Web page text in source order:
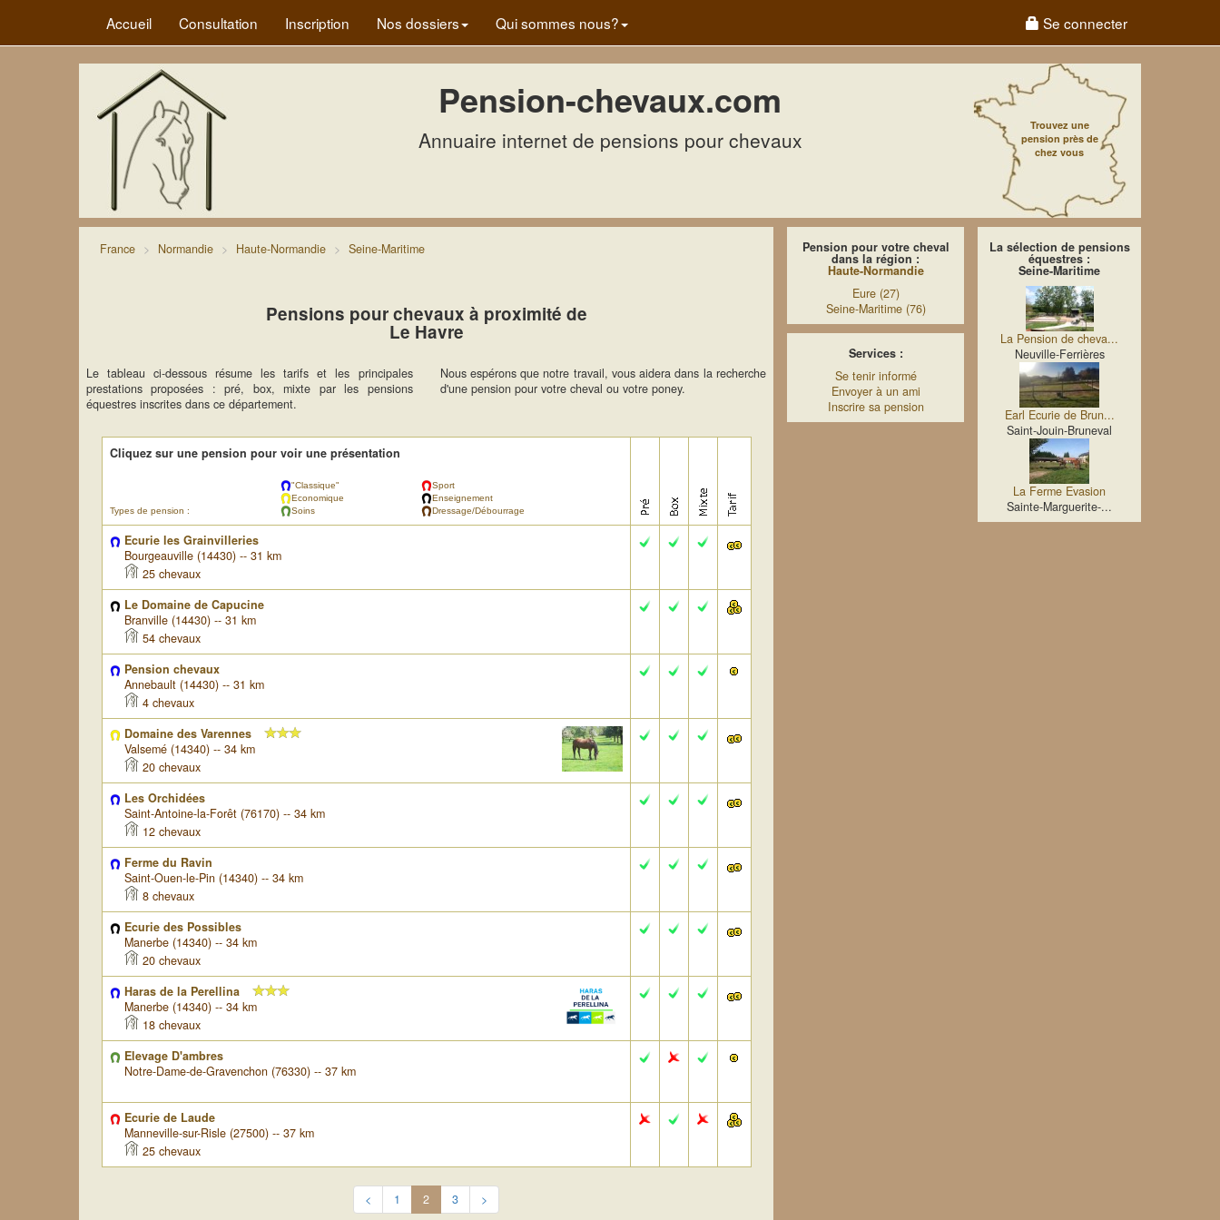
Accueil Consultation Inscription Nos dossiers Qui sommes nous? Se connecter
Pension-chevaux.com
Annuaire internet de pensions pour chevaux
Trouvez une
pension près de
chez vous
France Normandie Haute-Normandie Seine-Maritime
Pensions pour chevaux à proximité de
Le Havre
Le tableau ci-dessous résume les tarifs et les principales
prestations proposées : pré, box, mixte par les pensions
équestres inscrites dans ce département.
Nous espérons que notre travail, vous aidera dans la recherche
d'une pension pour votre cheval ou votre poney.
Cliquez sur une pension pour voir une présentation
Types de pension :
"Classique"
Economique
Soins
Sport
Enseignement
Dressage/Débourrage
Ecurie les Grainvilleries
Bourgeauville (14430) -- 31 km
25 chevaux
Le Domaine de Capucine
Branville (14430) -- 31 km
54 chevaux
Pension chevaux
Annebault (14430) -- 31 km
4 chevaux
Domaine des Varennes
Valsemé (14340) -- 34 km
20 chevaux
Les Orchidées
Saint-Antoine-la-Forêt (76170) -- 34 km
12 chevaux
Ferme du Ravin
Saint-Ouen-le-Pin (14340) -- 34 km
8 chevaux
Ecurie des Possibles
Manerbe (14340) -- 34 km
20 chevaux
Haras de la Perellina
Manerbe (14340) -- 34 km
18 chevaux
Elevage D'ambres
Notre-Dame-de-Gravenchon (76330) -- 37 km
Ecurie de Laude
Manneville-sur-Risle (27500) -- 37 km
25 chevaux
< 1 2 3 >
Pension pour votre cheval
dans la région :
Haute-Normandie
Eure (27)
Seine-Maritime (76)
Services :
Se tenir informé
Envoyer à un ami
Inscrire sa pension
La sélection de pensions
équestres :
Seine-Maritime
La Pension de cheva...
Neuville-Ferrières
Earl Ecurie de Brun...
Saint-Jouin-Bruneval
La Ferme Evasion
Sainte-Marguerite-...